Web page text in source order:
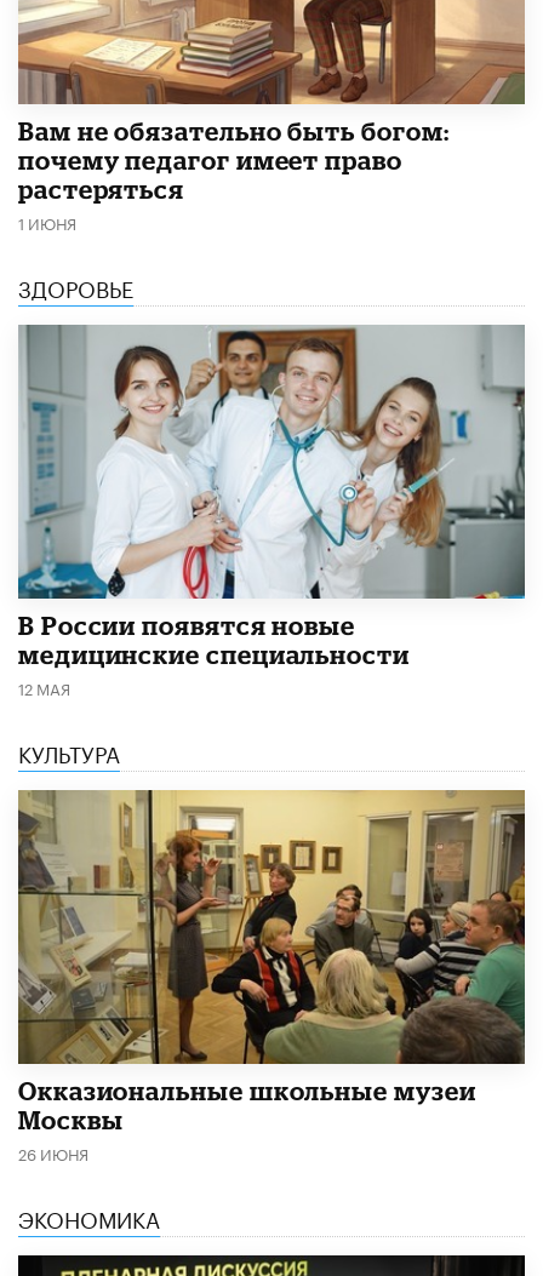
​Вам не обязательно быть богом:
почему педагог имеет право
растеряться
1 ИЮНЯ
ЗДОРОВЬЕ
В России появятся новые
медицинские специальности
12 МАЯ
КУЛЬТУРА
​Окказиональные школьные музеи
Москвы
26 ИЮНЯ
ЭКОНОМИКА